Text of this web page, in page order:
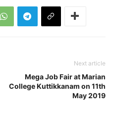
Next article
Mega Job Fair at Marian
College Kuttikkanam on 11th
May 2019